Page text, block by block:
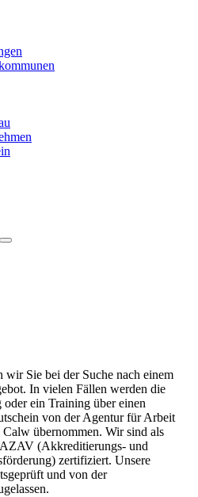
wir Sie bei der Suche nach einem
In vielen Fällen werden die
ein Training über einen
von der Agentur für Arbeit
übernommen. Wir sind als
(Akkreditierungs- und
zertifiziert. Unsere
und von der